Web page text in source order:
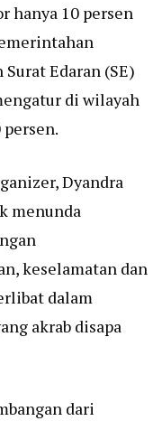
hanya 10 persen
Edaran (SE)
di wilayah
Dyandra
menunda
keselamatan dan
dalam
akrab disapa
dari